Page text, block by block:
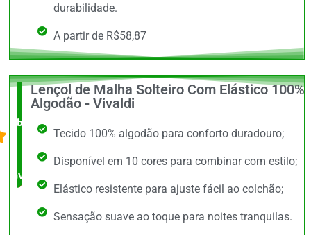
durabilidade.
A partir de R$58,87
O +
barato,
bem
avaliado!
Lençol de Malha Solteiro Com Elástico 100%
Algodão - Vivaldi
Tecido 100% algodão para conforto duradouro;
Disponível em 10 cores para combinar com estilo;
Elástico resistente para ajuste fácil ao colchão;
Sensação suave ao toque para noites tranquilas.